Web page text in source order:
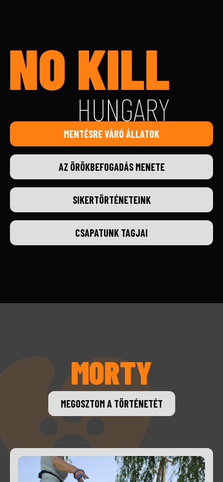
MENTÉSRE VÁRÓ ÁLLATOK
AZ ÖRÖKBEFOGADÁS MENETE
SIKERTÖRTÉNETEINK
CSAPATUNK TAGJAI
MEGOSZTOM A TÖRTÉNETÉT
MORTY